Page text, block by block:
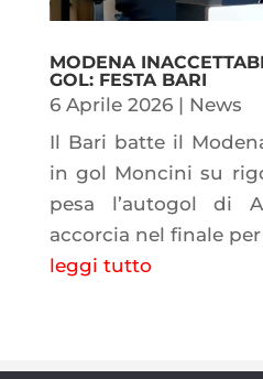
MODENA
GOL: FESTA BARI
6 Aprile 2026| News
Il Bari batte il
in gol Moncini su
pesa l’autogol di
accorcia nel finale
leggi tutto